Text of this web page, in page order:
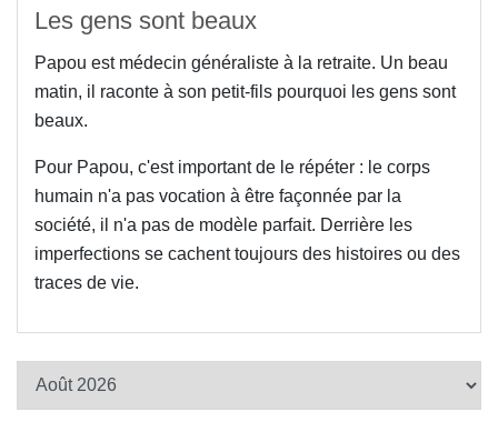
Les gens sont beaux
Papou est médecin généraliste à la retraite. Un beau
matin, il raconte à son petit-fils pourquoi les gens sont
beaux.
Pour Papou, c'est important de le répéter : le corps
humain n'a pas vocation à être façonnée par la
société, il n'a pas de modèle parfait. Derrière les
imperfections se cachent toujours des histoires ou des
traces de vie.